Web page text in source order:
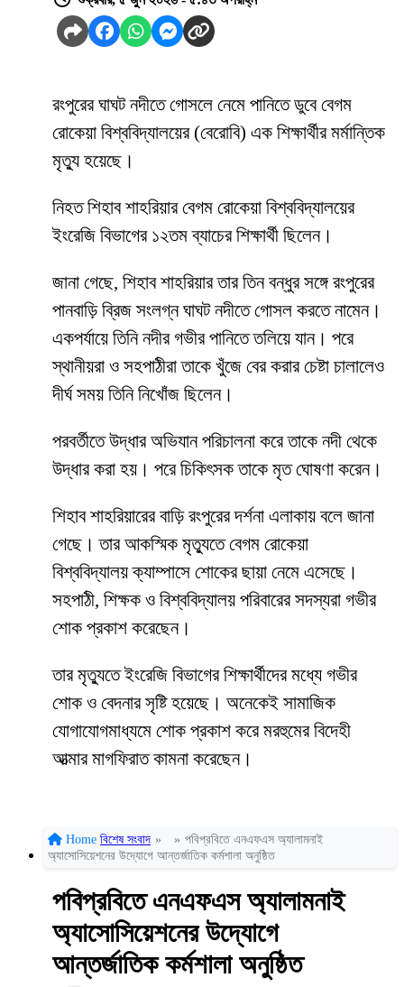
রংপুরের ঘাঘট নদীতে গোসলে নেমে পানিতে ডুবে বেগম
রোকেয়া বিশ্ববিদ্যালয়ের (বেরোবি) এক শিক্ষার্থীর মর্মান্তিক
মৃত্যু হয়েছে।
নিহত শিহাব শাহরিয়ার বেগম রোকেয়া বিশ্ববিদ্যালয়ের
ইংরেজি বিভাগের ১২তম ব্যাচের শিক্ষার্থী ছিলেন।
জানা গেছে, শিহাব শাহরিয়ার তার তিন বন্ধুর সঙ্গে রংপুরের
পানবাড়ি ব্রিজ সংলগ্ন ঘাঘট নদীতে গোসল করতে নামেন।
একপর্যায়ে তিনি নদীর গভীর পানিতে তলিয়ে যান। পরে
স্থানীয়রা ও সহপাঠীরা তাকে খুঁজে বের করার চেষ্টা চালালেও
দীর্ঘ সময় তিনি নিখোঁজ ছিলেন।
পরবর্তীতে উদ্ধার অভিযান পরিচালনা করে তাকে নদী থেকে
উদ্ধার করা হয়। পরে চিকিৎসক তাকে মৃত ঘোষণা করেন।
শিহাব শাহরিয়ারের বাড়ি রংপুরের দর্শনা এলাকায় বলে জানা
গেছে। তার আকস্মিক মৃত্যুতে বেগম রোকেয়া
বিশ্ববিদ্যালয় ক্যাম্পাসে শোকের ছায়া নেমে এসেছে।
সহপাঠী, শিক্ষক ও বিশ্ববিদ্যালয় পরিবারের সদস্যরা গভীর
শোক প্রকাশ করেছেন।
তার মৃত্যুতে ইংরেজি বিভাগের শিক্ষার্থীদের মধ্যে গভীর
শোক ও বেদনার সৃষ্টি হয়েছে। অনেকেই সামাজিক
যোগাযোগমাধ্যমে শোক প্রকাশ করে মরহুমের বিদেহী
আত্মার মাগফিরাত কামনা করেছেন।
Home বিশেষ সংবাদ » » পবিপ্রবিতে এনএফএস অ্যালামনাই
অ্যাসোসিয়েশনের উদ্যোগে আন্তর্জাতিক কর্মশালা অনুষ্ঠিত
পবিপ্রবিতে এনএফএস অ্যালামনাই
অ্যাসোসিয়েশনের উদ্যোগে
আন্তর্জাতিক কর্মশালা অনুষ্ঠিত